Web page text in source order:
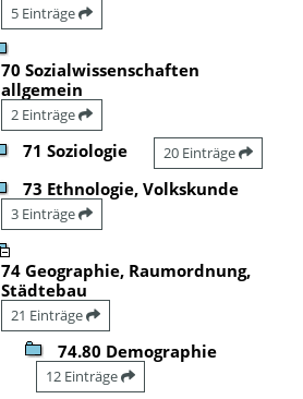
5 Einträge
70 Sozialwissenschaften
allgemein
2 Einträge
71 Soziologie 20 Einträge
73 Ethnologie, Volkskunde
3 Einträge
74 Geographie, Raumordnung,
Städtebau
21 Einträge
74.80 Demographie
12 Einträge